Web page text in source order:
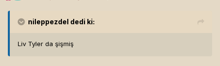
nileppezdel dedi ki:
Liv Tyler da şişmiş